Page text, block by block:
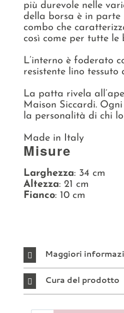
più durevole nelle
della borsa è in parte
combo che
così come per tutte le
L’interno è foderato
resistente lino tessuto
La patta rivela
Maison Siccardi.
la personalità di chi lo
Made in Italy
Misure
Larghezza: 34 cm
Altezza: 21 cm
Fianco: 10 cm
Maggiori
Cura del prodotto